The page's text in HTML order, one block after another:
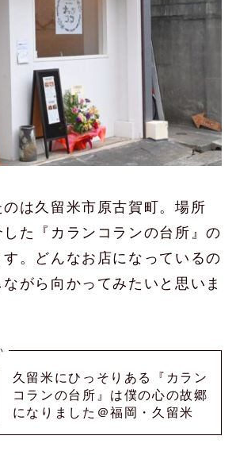
は久留米市原古賀町。場所
た『カランコランの台所』の
。どんなお店になっているの
がら向かってみたいと思いま
久留米にひっそりある『カラン
コランの台所』は僕の心の故郷
になりました＠福岡・久留米